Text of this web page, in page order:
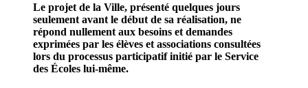
Le projet de la Ville, présenté quelques jours
seulement avant le début de sa réalisation, ne
répond nullement aux besoins et demandes
exprimées par les élèves et associations consultées
lors du processus participatif initié par le Service
des Écoles lui-même.